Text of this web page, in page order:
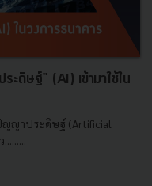
ะดิษฐ์" (AI) เข้ามาใช้ใน
ปัญญาประดิษฐ์ (Artificial